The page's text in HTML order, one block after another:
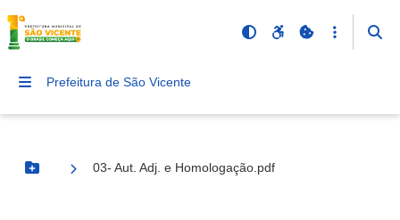
Prefeitura de São Vicente
Botão Menu
03- Aut. Adj. e Homologação.pdf